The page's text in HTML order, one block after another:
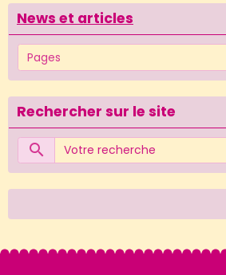
News et articles
Rechercher sur le site